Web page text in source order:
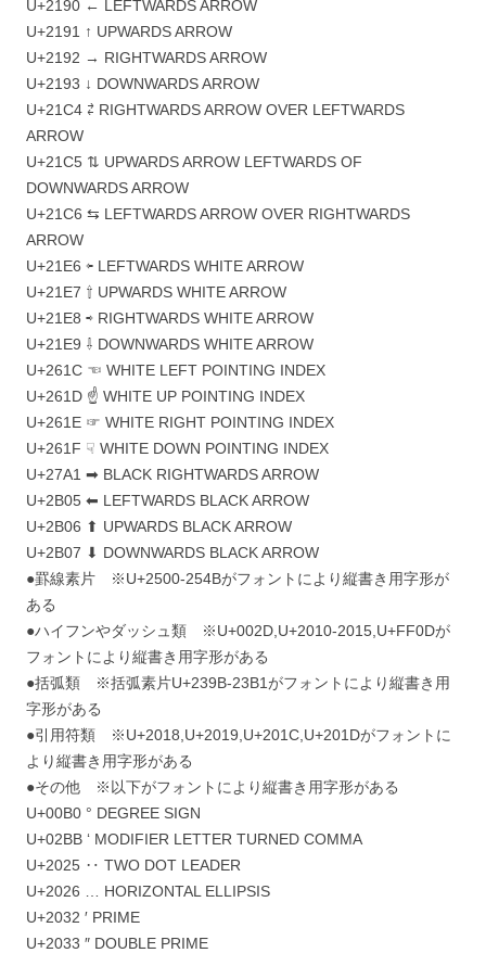
‎U+2190 ← LEFTWARDS ARROW
‎U+2191 ↑ UPWARDS ARROW
‎U+2192 → RIGHTWARDS ARROW
‎U+2193 ↓ DOWNWARDS ARROW
‎U+21C4 ⇄ RIGHTWARDS ARROW OVER LEFTWARDS
ARROW
‎U+21C5 ⇅ UPWARDS ARROW LEFTWARDS OF
DOWNWARDS ARROW
‎U+21C6 ⇆ LEFTWARDS ARROW OVER RIGHTWARDS
ARROW
‎U+21E6 ⇦ LEFTWARDS WHITE ARROW
‎U+21E7 ⇧ UPWARDS WHITE ARROW
‎U+21E8 ⇨ RIGHTWARDS WHITE ARROW
‎U+21E9 ⇩ DOWNWARDS WHITE ARROW
‎U+261C ☜ WHITE LEFT POINTING INDEX
‎U+261D ☝ WHITE UP POINTING INDEX
‎U+261E ☞ WHITE RIGHT POINTING INDEX
‎U+261F ☟ WHITE DOWN POINTING INDEX
‎U+27A1 ➡ BLACK RIGHTWARDS ARROW
‎U+2B05 ⬅ LEFTWARDS BLACK ARROW
‎U+2B06 ⬆ UPWARDS BLACK ARROW
‎U+2B07 ⬇ DOWNWARDS BLACK ARROW
●罫線素片 ※U+2500-254Bがフォントにより縦書き用字形が
ある
●ハイフンやダッシュ類 ※U+002D,U+2010-2015,U+FF0Dが
フォントにより縦書き用字形がある
●括弧類 ※括弧素片U+239B-23B1がフォントにより縦書き用
字形がある
●引用符類 ※U+2018,U+2019,U+201C,U+201Dがフォントに
より縦書き用字形がある
●その他 ※以下がフォントにより縦書き用字形がある
‎U+00B0 ° DEGREE SIGN
‎U+02BB ʻ MODIFIER LETTER TURNED COMMA
‎U+2025 ‥ TWO DOT LEADER
‎U+2026 … HORIZONTAL ELLIPSIS
‎U+2032 ′ PRIME
‎U+2033 ″ DOUBLE PRIME